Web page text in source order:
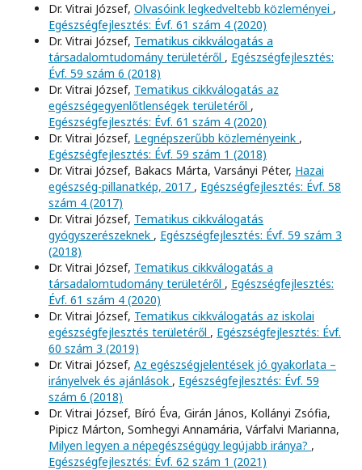
Dr. Vitrai József, Olvasóink legkedveltebb közleményei ,
Egészségfejlesztés: Évf. 61 szám 4 (2020)
Dr. Vitrai József, Tematikus cikkválogatás a
társadalomtudomány területéről , Egészségfejlesztés:
Évf. 59 szám 6 (2018)
Dr. Vitrai József, Tematikus cikkválogatás az
egészségegyenlőtlenségek területéről ,
Egészségfejlesztés: Évf. 61 szám 4 (2020)
Dr. Vitrai József, Legnépszerűbb közleményeink ,
Egészségfejlesztés: Évf. 59 szám 1 (2018)
Dr. Vitrai József, Bakacs Márta, Varsányi Péter, Hazai
egészség-pillanatkép, 2017 , Egészségfejlesztés: Évf. 58
szám 4 (2017)
Dr. Vitrai József, Tematikus cikkválogatás
gyógyszerészeknek , Egészségfejlesztés: Évf. 59 szám 3
(2018)
Dr. Vitrai József, Tematikus cikkválogatás a
társadalomtudomány területéről , Egészségfejlesztés:
Évf. 61 szám 4 (2020)
Dr. Vitrai József, Tematikus cikkválogatás az iskolai
egészségfejlesztés területéről , Egészségfejlesztés: Évf.
60 szám 3 (2019)
Dr. Vitrai József, Az egészségjelentések jó gyakorlata –
irányelvek és ajánlások , Egészségfejlesztés: Évf. 59
szám 6 (2018)
Dr. Vitrai József, Bíró Éva, Girán János, Kollányi Zsófia,
Pipicz Márton, Somhegyi Annamária, Várfalvi Marianna,
Milyen legyen a népegészségügy legújabb iránya? ,
Egészségfejlesztés: Évf. 62 szám 1 (2021)